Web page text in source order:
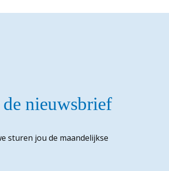
nieuwsbrief
sturen jou de maandelijkse